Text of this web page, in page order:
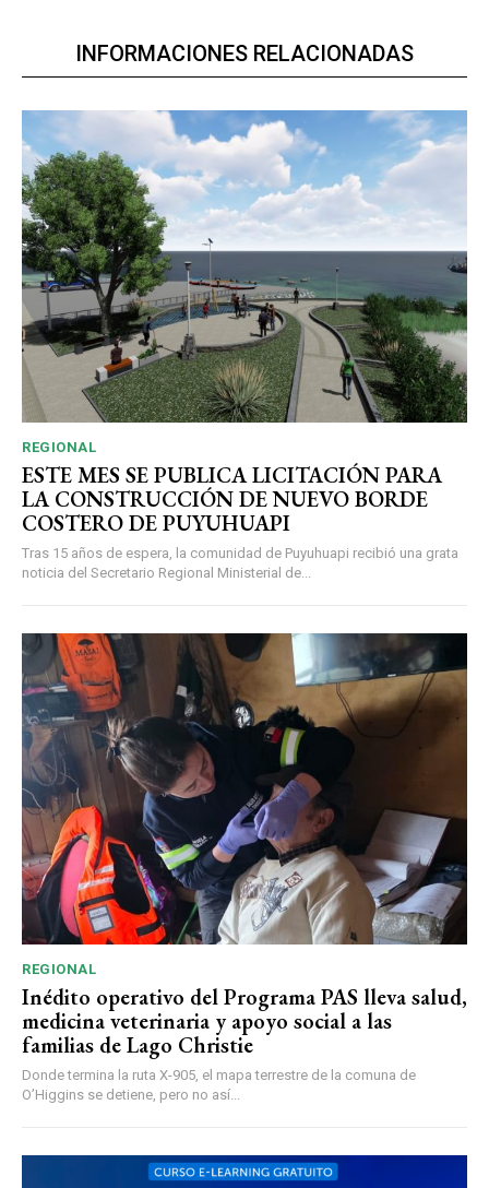
INFORMACIONES RELACIONADAS
REGIONAL
ESTE MES SE PUBLICA LICITACIÓN PARA
LA CONSTRUCCIÓN DE NUEVO BORDE
COSTERO DE PUYUHUAPI
Tras 15 años de espera, la comunidad de Puyuhuapi recibió una grata
noticia del Secretario Regional Ministerial de...
REGIONAL
Inédito operativo del Programa PAS lleva salud,
medicina veterinaria y apoyo social a las
familias de Lago Christie
Donde termina la ruta X-905, el mapa terrestre de la comuna de
O’Higgins se detiene, pero no así...